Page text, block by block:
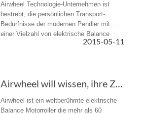
Airwheel Technologie-Unternehmen ist
bestrebt, die persönlichen Transport-
Bedürfnisse der modernen Pendler mit
einer Vielzahl von elektrische Balance
Rollermodelle mit energieeffizienter und
2015-05-11
Airwheel will wissen, ihre Zukunft durch ihre Kundenmeinungen
Airwheel ist ein weltberühmte elektrische
Balance Motorroller die mehr als 60